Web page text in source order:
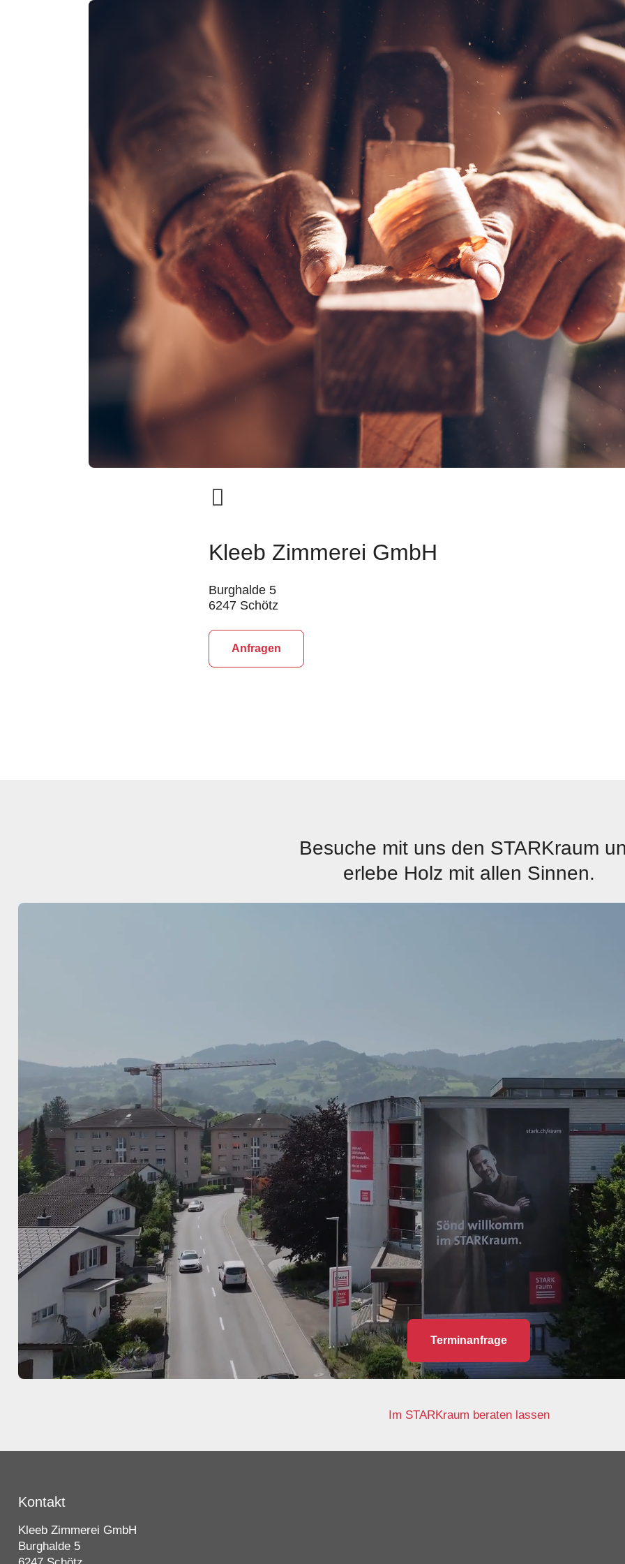
Kleeb Zimmerei GmbH
Burghalde 5
6247 Schötz
Anfragen
Besuche mit uns den STARKraum
erlebe Holz mit allen Sinnen.
Terminanfrage
Im STARKraum beraten lassen
Kontakt
Kleeb Zimmerei GmbH
Burghalde 5